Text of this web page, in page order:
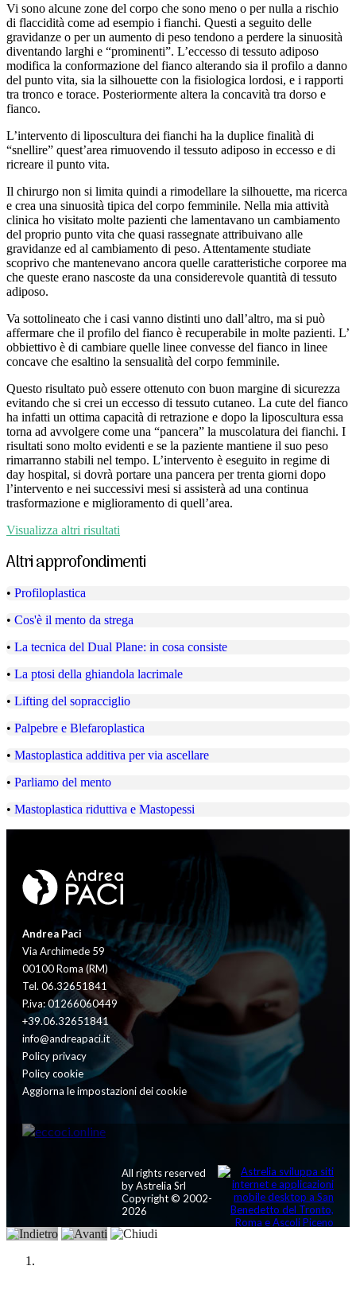
Vi sono alcune zone del corpo che sono meno o per nulla a rischio
di flaccidità come ad esempio i fianchi. Questi a seguito delle
gravidanze o per un aumento di peso tendono a perdere la sinuosità
diventando larghi e “prominenti”. L’eccesso di tessuto adiposo
modifica la conformazione del fianco alterando sia il profilo a danno
del punto vita, sia la silhouette con la fisiologica lordosi, e i rapporti
tra tronco e torace. Posteriormente altera la concavità tra dorso e
fianco.
L’intervento di liposcultura dei fianchi ha la duplice finalità di
“snellire” quest’area rimuovendo il tessuto adiposo in eccesso e di
ricreare il punto vita.
Il chirurgo non si limita quindi a rimodellare la silhouette, ma ricerca
e crea una sinuosità tipica del corpo femminile. Nella mia attività
clinica ho visitato molte pazienti che lamentavano un cambiamento
del proprio punto vita che quasi rassegnate attribuivano alle
gravidanze ed al cambiamento di peso. Attentamente studiate
scoprivo che mantenevano ancora quelle caratteristiche corporee ma
che queste erano nascoste da una considerevole quantità di tessuto
adiposo.
Va sottolineato che i casi vanno distinti uno dall’altro, ma si può
affermare che il profilo del fianco è recuperabile in molte pazienti. L’
obbiettivo è di cambiare quelle linee convesse del fianco in linee
concave che esaltino la sensualità del corpo femminile.
Questo risultato può essere ottenuto con buon margine di sicurezza
evitando che si crei un eccesso di tessuto cutaneo. La cute del fianco
ha infatti un ottima capacità di retrazione e dopo la liposcultura essa
torna ad avvolgere come una “pancera” la muscolatura dei fianchi. I
risultati sono molto evidenti e se la paziente mantiene il suo peso
rimarranno stabili nel tempo. L’intervento è eseguito in regime di
day hospital, si dovrà portare una pancera per trenta giorni dopo
l’intervento e nei successivi mesi si assisterà ad una continua
trasformazione e miglioramento di quell’area.
Visualizza altri risultati
Altri approfondimenti
• Profiloplastica
• Cos'è il mento da strega
• La tecnica del Dual Plane: in cosa consiste
• La ptosi della ghiandola lacrimale
• Lifting del sopracciglio
• Palpebre e Blefaroplastica
• Mastoplastica additiva per via ascellare
• Parliamo del mento
• Mastoplastica riduttiva e Mastopessi
Andrea Paci
Via Archimede 59
00100 Roma (RM)
Tel. 06.32651841
P.iva: 01266060449
+39.06.32651841
info@andreapaci.it
Policy privacy
Policy cookie
Aggiorna le impostazioni dei cookie
All rights reserved
by Astrelia Srl
Copyright © 2002-
2026